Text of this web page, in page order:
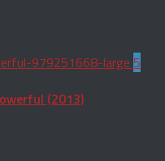
5
(2013)